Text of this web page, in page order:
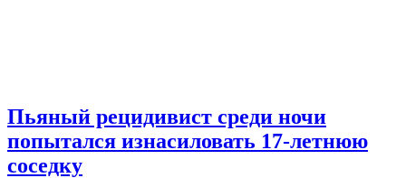
Пьяный рецидивист среди ночи
попытался изнасиловать 17-летнюю
соседку